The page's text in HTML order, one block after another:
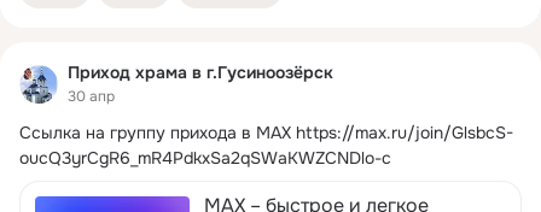
Приход храма в г.Гусиноозёрск
30 апр
Ссылка на группу прихода в МАХ https://max.ru/join/GlsbcS-
oucQ3yrCgR6_mR4PdkxSa2qSWaKWZCNDlo-c
MAX – быстрое и легкое